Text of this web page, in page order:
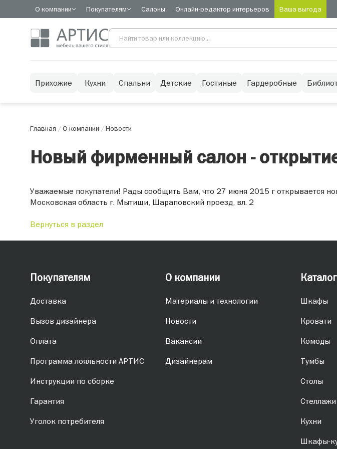
О компании Покупателям Салоны Онлайн-редактор интерьеров Ваша выгода
Прихожие Кухни Спальни Детские Гостиные Гардеробные
Главная /О компании /Новости
Новый фирменный салон -
Уважаемые покупатели! Рады сообщить Вам, что 27 июня 2015 г открывается
Московская область г. Мытищи, Шараповский проезд, вл. 2
Вернуться в раздел
Покупателям
Доставка
Вызов дизайнера
Оплата
Программа лояльности АРТИС
Инструкции по сборке
Гарантия
Уголок потребителя
О компании
Материалы и технологии
Новости
Вакансии
Дизайнерам
Каталог
Шкафы
Кровати
Комоды
Тумбы
Столы
Стеллажи
Кухни
Шкафы-